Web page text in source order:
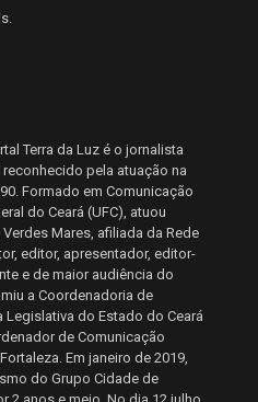
Terra da Luz é o jornalista
pela atuação na
Formado em Comunicação
do Ceará (UFC), atuou
Mares, afiliada da Rede
editor, apresentador, editor-
e de maior audiência do
a Coordenadoria de
do Estado do Ceará
de Comunicação
Em janeiro de 2019,
do Grupo Cidade de
2 anos e meio. No dia 12 julho